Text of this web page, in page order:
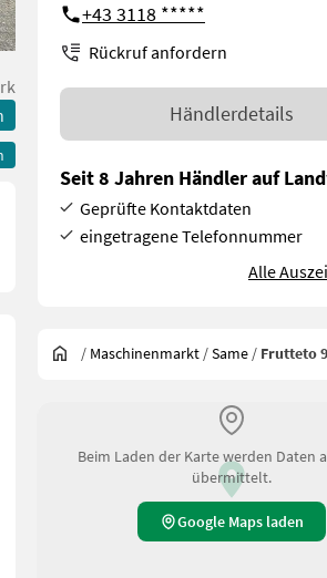
+43 3118 *****
Rückruf anfordern
Händlerdetails
Seit 8 Jahren Händler auf
Geprüfte Kontaktdaten
eingetragene Telefonnummer
Alle
/ Maschinenmarkt /Same / Frutteto
Beim Laden der Karte werden Daten
übermittelt.
Google Maps laden